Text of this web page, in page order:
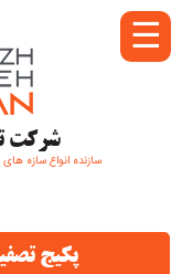
شرکت
سازنده انواع سازه
☰
پکیج